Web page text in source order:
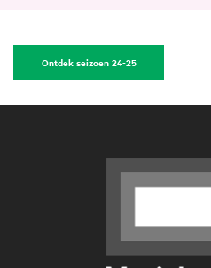
Ontdek seizoen 24-25